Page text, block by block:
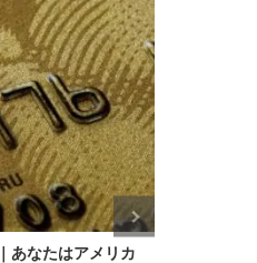
あなたはアメリカ